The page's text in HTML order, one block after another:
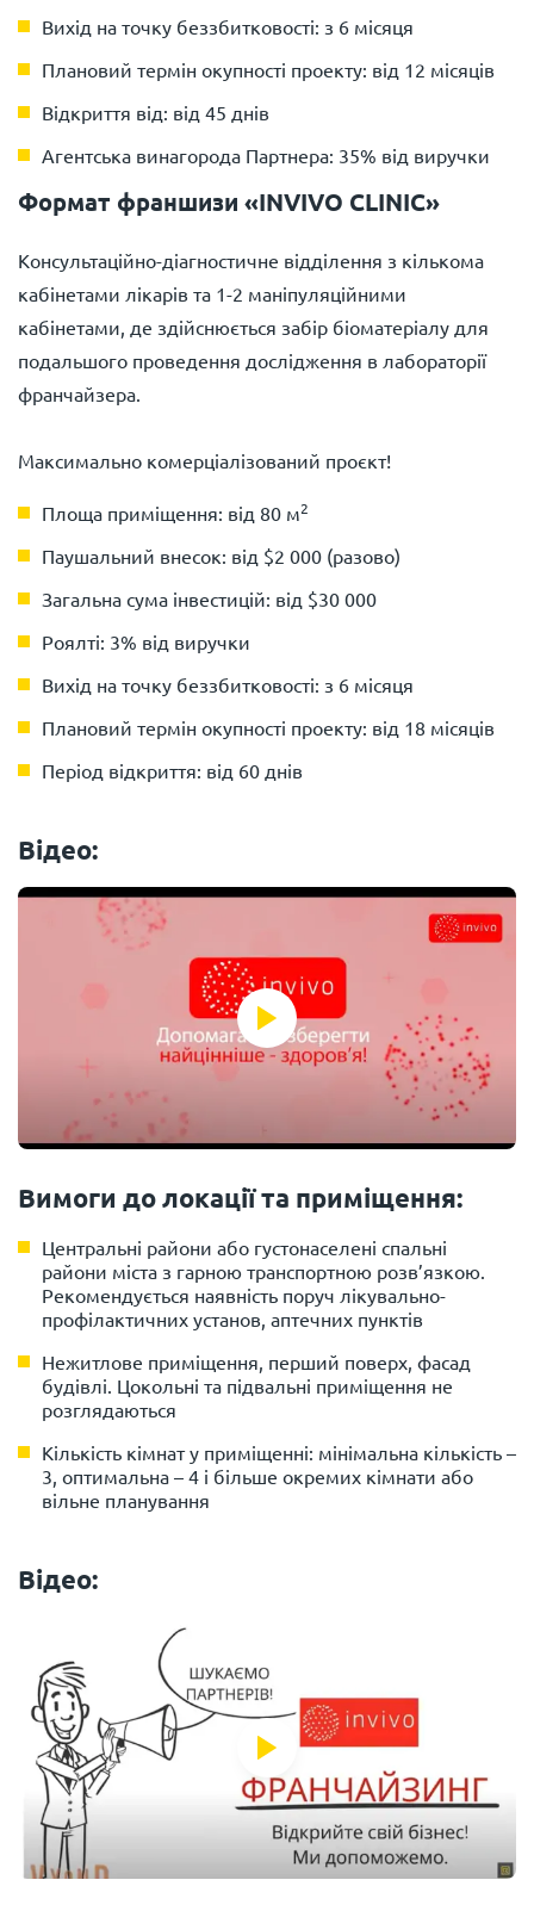
Вихід на точку беззбитковості: з 6 місяця
Плановий термін окупності проекту: від 12 місяців
Відкриття від: від 45 днів
Агентська винагорода Партнера: 35% від виручки
Формат франшизи «INVIVO CLINIC»
Консультаційно-діагностичне відділення з кількома
кабінетами лікарів та 1-2 маніпуляційними
кабінетами, де здійснюється забір біоматеріалу для
подальшого проведення дослідження в лабораторії
франчайзера.
Максимально комерціалізований проєкт!
Площа приміщення: від 80 м2
Паушальний внесок: від $2 000 (разово)
Загальна сума інвестицій: від $30 000
Роялті: 3% від виручки
Вихід на точку беззбитковості: з 6 місяця
Плановий термін окупності проекту: від 18 місяців
Період відкриття: від 60 днів
Відео:
Вимоги до локації та приміщення:
Центральні райони або густонаселені спальні
райони міста з гарною транспортною розв’язкою.
Рекомендується наявність поруч лікувально-
профілактичних установ, аптечних пунктів
Нежитлове приміщення, перший поверх, фасад
будівлі. Цокольні та підвальні приміщення не
розглядаються
Кількість кімнат у приміщенні: мінімальна кількість –
3, оптимальна – 4 і більше окремих кімнати або
вільне планування
Відео: